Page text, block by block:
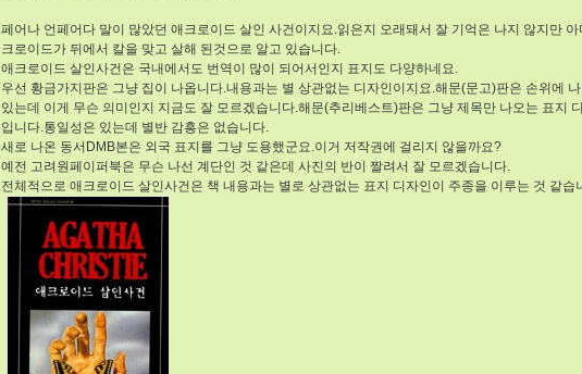
페어나 언페어다 말이 많았던 애크로이드 살인 사건이지요.읽은지 오래돼서 잘 기억은 나지 않지만 아
크로이드가 뒤에서 칼을 맞고 살해 된것으로 알고 있습니다.
애크로이드 살인사건은 국내에서도 번역이 많이 되어서인지 표지도 다양하네요.
우선 황금가지판은 그냥 집이 나옵니다.내용과는 별 상관없는 디자인이지요.해문(문고)판은 손위에
있는데 이게 무슨 의미인지 지금도 잘 모르겠습니다.해문(추리베스트)판은 그냥 제목만 나오는 표지
입니다.통일성은 있는데 별반 감흥은 없습니다.
새로 나온 동서DMB본은 외국 표지를 그냥 도용했군요.이거 저작권에 걸리지 않을까요?
예전 고려원페이퍼북은 무슨 나선 계단인 것 같은데 사진의 반이 짤려서 잘 모르겠습니다.
전체적으로 애크로이드 살인사건은 책 내용과는 별로 상관없는 표지 디자인이 주종을 이루는 것 같습